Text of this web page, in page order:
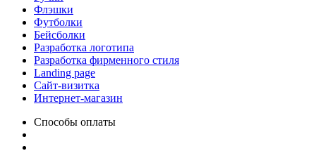
Флэшки
Футболки
Бейсболки
Разработка логотипа
Разработка фирменного стиля
Landing page
Сайт-визитка
Интернет-магазин
Способы оплаты